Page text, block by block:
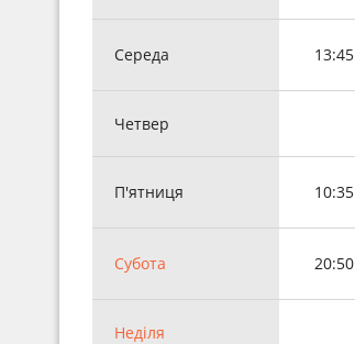
Середа 13:45
Четвер
П'ятниця 10:35
Субота 20:50
Неділя